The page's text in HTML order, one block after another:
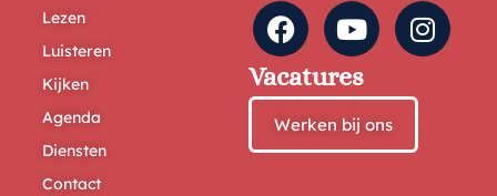
Lezen
Luisteren
Kijken
Agenda
Diensten
Contact
Vacatures
Werken bij ons